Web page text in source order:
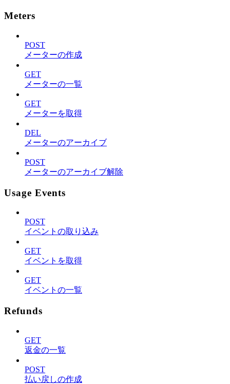
Meters
POST
メーターの作成
GET
メーターの一覧
GET
メーターを取得
DEL
メーターのアーカイブ
POST
メーターのアーカイブ解除
Usage Events
POST
イベントの取り込み
GET
イベントを取得
GET
イベントの一覧
Refunds
GET
返金の一覧
POST
払い戻しの作成